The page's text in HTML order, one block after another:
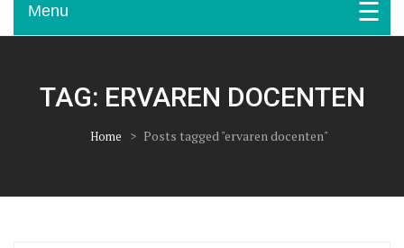
Menu
TAG: ERVAREN DOCENTEN
Home > Posts tagged "ervaren docenten"